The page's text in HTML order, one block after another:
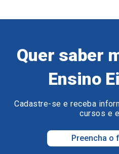
Quer saber
Ensino
Cadastre-se e receba
cursos e
Preencha o